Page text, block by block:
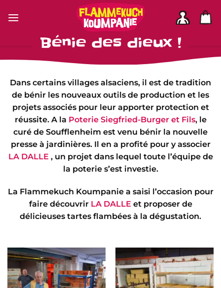
au
Bénie des dieux !
Dans certains villages alsaciens, il est de tradition
de bénir les nouveaux outils de production et les
projets associés pour leur apporter protection et
réussite. A la Poterie Siegfried-Burger et Fils, le
curé de Soufflenheim est venu bénir la nouvelle
presse à jardinières. Il en a profité pour y associer
LA DALLE , un projet dans lequel toute l’équipe de
la poterie s’est investie.
La Flammekuch Koumpanie a saisi l’occasion pour
faire découvrir LA DALLE et proposer de
délicieuses tartes flambées à la dégustation.